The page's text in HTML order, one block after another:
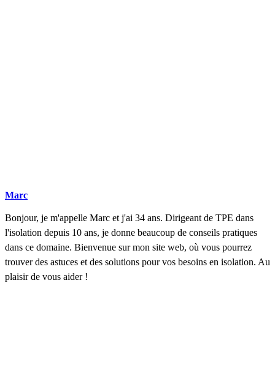
Marc
Bonjour, je m'appelle Marc et j'ai 34 ans. Dirigeant de TPE dans
l'isolation depuis 10 ans, je donne beaucoup de conseils pratiques
dans ce domaine. Bienvenue sur mon site web, où vous pourrez
trouver des astuces et des solutions pour vos besoins en isolation. Au
plaisir de vous aider !